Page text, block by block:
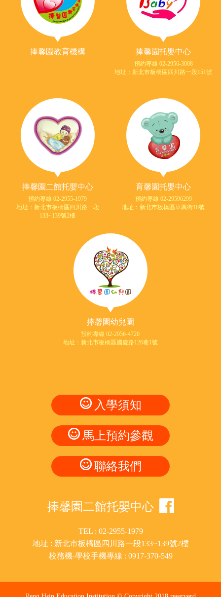
捧馨園教育機構 捧馨園托嬰中心
預約專線 02-2956-3008
地址：新北市板橋區四川路一段151號
捧馨園二館托嬰中心
預約專線 02-2955-1979
地址：新北市板橋區四川路一段
133~139號2樓
育馨園托嬰中心
預約專線 02-29596299
地址：新北市板橋區華興街18號
捧馨園幼兒園
預約專線 02-2956-4720
地址：新北市板橋區國慶路126巷1號
入學須知
馬上預約參觀
聯絡我們
捧馨園二館托嬰中心
TEL : 02-2955-1979
地址 : 新北市板橋區四川路一段133~139號2樓
校務機-學校手機專線 : 0917-370-549